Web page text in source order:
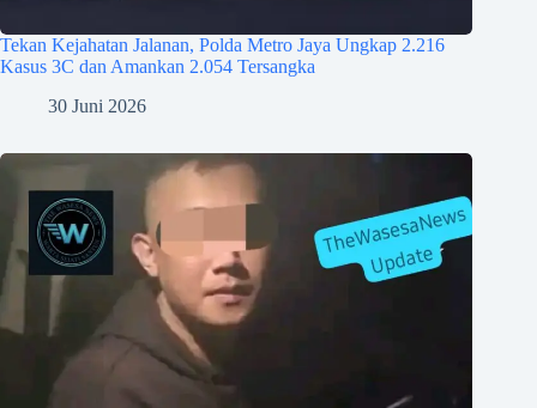
Tekan Kejahatan Jalanan, Polda Metro Jaya Ungkap 2.216
Kasus 3C dan Amankan 2.054 Tersangka
30 Juni 2026